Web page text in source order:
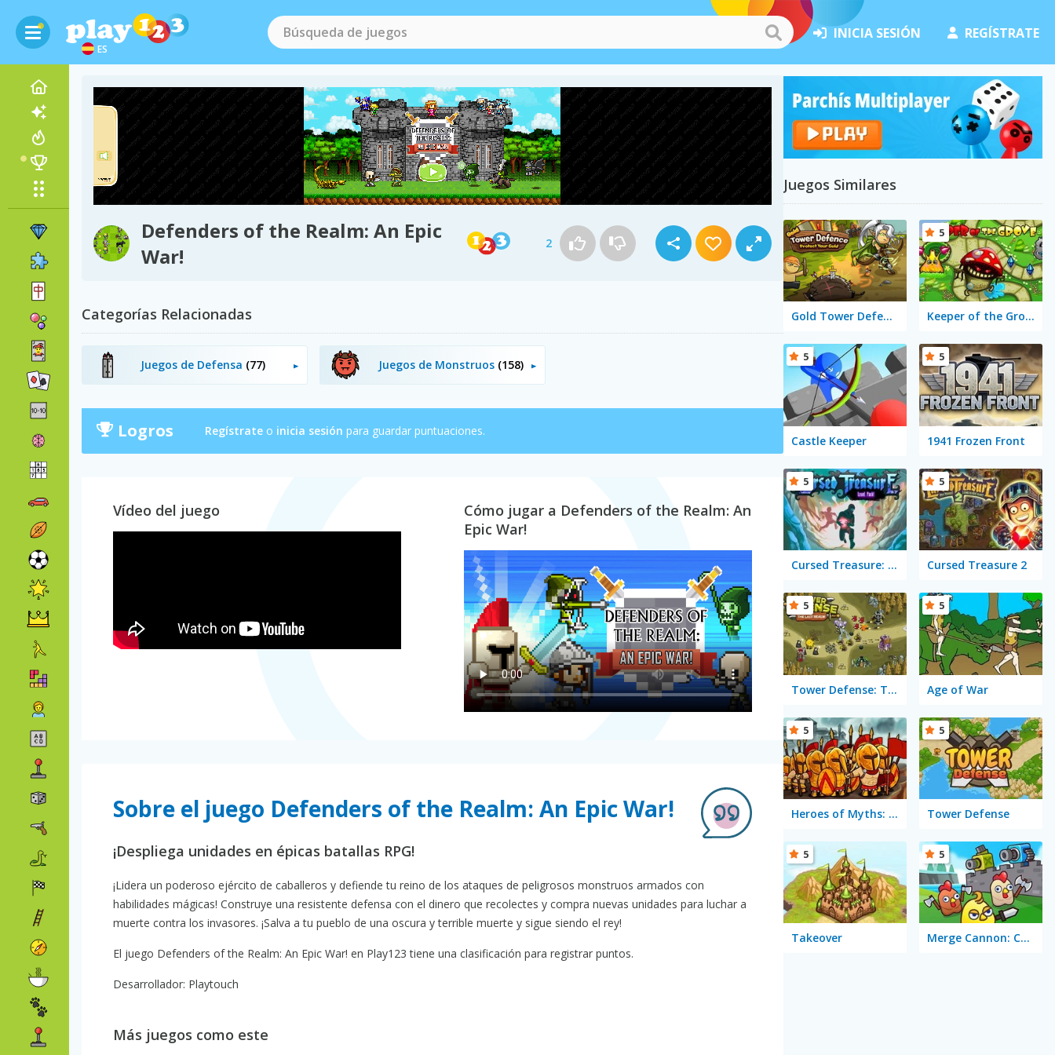
ES
INICIA SESIÓN REGÍSTRATE
Defenders of the Realm: An Epic
War!
2
Categorías Relacionadas
Juegos de Defensa (77) Juegos de Monstruos (158)
Logros Regístrate o inicia sesión para guardar puntuaciones.
Vídeo del juego
Cómo jugar a Defenders of the Realm: An
Epic War!
Sobre el juego Defenders of the Realm: An Epic War!
¡Despliega unidades en épicas batallas RPG!
¡Lidera un poderoso ejército de caballeros y defiende tu reino de los ataques de peligrosos monstruos armados con
habilidades mágicas! Construye una resistente defensa con el dinero que recolectes y compra nuevas unidades para luchar a
muerte contra los invasores. ¡Salva a tu pueblo de una oscura y terrible muerte y sigue siendo el rey!
El juego Defenders of the Realm: An Epic War! en Play123 tiene una clasificación para registrar puntos.
Desarrollador: Playtouch
Más juegos como este
Juegos Similares
Gold Tower Defense Keeper of the Grove
5
Castle Keeper
5
1941 Frozen Front
5
Cursed Treasure: Level Pack!
5
Cursed Treasure 2
5
Tower Defense: The Last Realm
5
Age of War
5
Heroes of Myths: Warriors of Gods
5
Tower Defense
5
Takeover
5
Merge Cannon: Chicken Defense
5